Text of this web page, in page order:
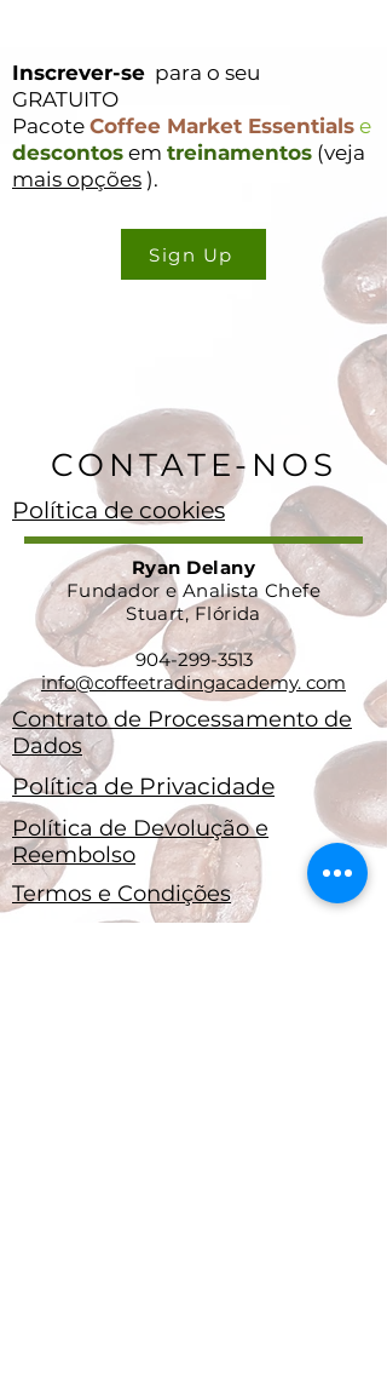
Inscrever-se para o seu
GRATUITO
Pacote Coffee Market Essentials e
descontos em treinamentos (veja
mais opções ).
Sign Up
CONTATE-NOS
Política de cookies
Ryan Delany
Fundador e Analista Chefe
Stuart, Flórida
904-299-3513
info@coffeetradingacademy. com
Contrato de Processamento de
Dados
Política de Privacidade
Política de Devolução e
Reembolso
Termos e Condições